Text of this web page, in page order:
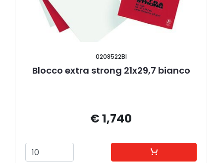
0208522BI
Blocco extra strong 21x29,7 bianco
€ 1,740